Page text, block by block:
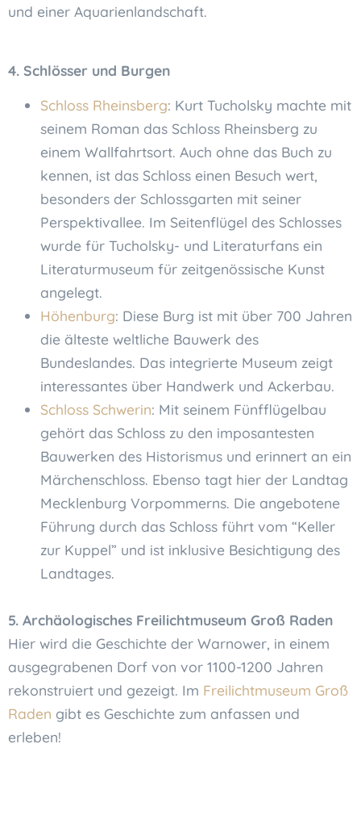
und einer Aquarienlandschaft.
4. Schlösser und Burgen
Schloss Rheinsberg: Kurt Tucholsky machte mit
seinem Roman das Schloss Rheinsberg zu
einem Wallfahrtsort. Auch ohne das Buch zu
kennen, ist das Schloss einen Besuch wert,
besonders der Schlossgarten mit seiner
Perspektivallee. Im Seitenflügel des Schlosses
wurde für Tucholsky- und Literaturfans ein
Literaturmuseum für zeitgenössische Kunst
angelegt.
Höhenburg: Diese Burg ist mit über 700 Jahren
die älteste weltliche Bauwerk des
Bundeslandes. Das integrierte Museum zeigt
interessantes über Handwerk und Ackerbau.
Schloss Schwerin: Mit seinem Fünfflügelbau
gehört das Schloss zu den imposantesten
Bauwerken des Historismus und erinnert an ein
Märchenschloss. Ebenso tagt hier der Landtag
Mecklenburg Vorpommerns. Die angebotene
Führung durch das Schloss führt vom “Keller
zur Kuppel” und ist inklusive Besichtigung des
Landtages.
5. Archäologisches Freilichtmuseum Groß Raden
Hier wird die Geschichte der Warnower, in einem
ausgegrabenen Dorf von vor 1100-1200 Jahren
rekonstruiert und gezeigt. Im Freilichtmuseum Groß
Raden gibt es Geschichte zum anfassen und
erleben!